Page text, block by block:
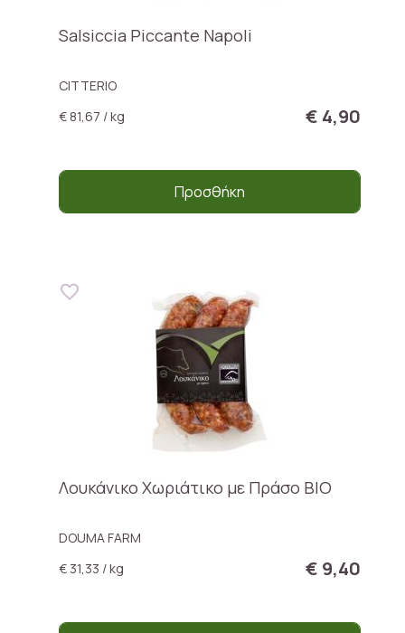
Salsiccia Piccante Napoli
CITTERIO
€ 81,67 / kg
€ 4,90
Προσθήκη
Λουκάνικο Χωριάτικο με Πράσο ΒΙΟ
DOUMA FARM
€ 31,33 / kg
€ 9,40